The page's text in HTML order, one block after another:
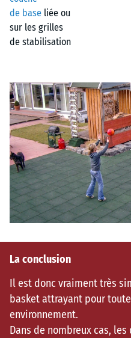
de base liée ou
sur les grilles
de stabilisation
La conclusion
Il est donc vraiment très
basket attrayant pour
environnement.
Dans de nombreux cas,